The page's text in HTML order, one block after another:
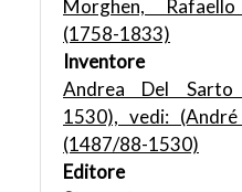
Morghen,
(1758-1833)
Inventore
Andrea Del Sarto
1530), vedi:
(1487/88-1530)
Editore